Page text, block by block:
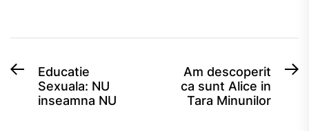
Post
navigation
PreviousEducatie
Sexuala: NU
inseamna NU
Am descoperit
ca sunt Alice in
Tara Minunilor